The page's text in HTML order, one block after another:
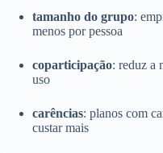
tamanho do grupo:
menos por pessoa
coparticipação: reduz a
uso
carências: planos com
custar mais